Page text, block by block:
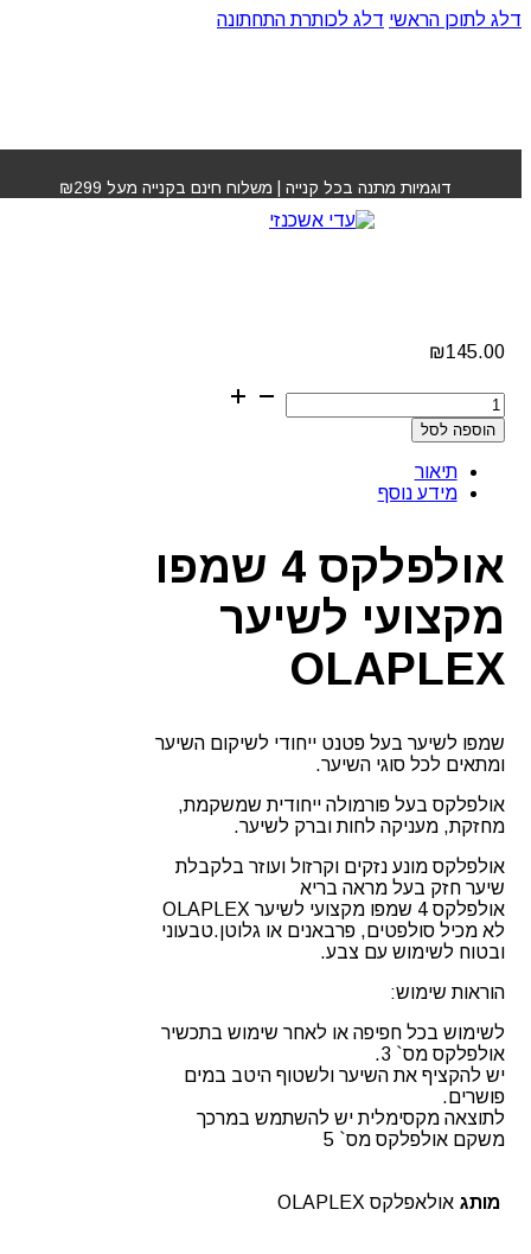
דלג לתוכן הראשי דלג לכותרת התחתונה
דוגמיות מתנה בכל קנייה | משלוח חינם בקנייה מעל ₪299
שמפו מקצועי לשיער
₪145.00
כמות
של
שמפו
לשיער
אולפלקס
הוספה לסל
תיאור
מידע נוסף
אולפלקס 4 שמפו
מקצועי לשיער
OLAPLEX
שמפו לשיער בעל פטנט ייחודי לשיקום השיער
ומתאים לכל סוגי השיער.
אולפלקס בעל פורמולה ייחודית שמשקמת,
מחזקת, מעניקה לחות וברק לשיער.
אולפלקס מונע נזקים וקרזול ועוזר בלקבלת
שיער חזק בעל מראה בריא
לא מכיל סולפטים, פרבאנים או גלוטן.טבעוני
ובטוח לשימוש עם צבע.
הוראות שימוש:
לשימוש בכל חפיפה או לאחר שימוש בתכשיר
אולפלקס מס` 3.
יש להקציף את השיער ולשטוף היטב במים
פושרים.
לתוצאה מקסימלית יש להשתמש במרכך
משקם אולפלקס מס` 5
מותג אולאפלקס OLAPLEX